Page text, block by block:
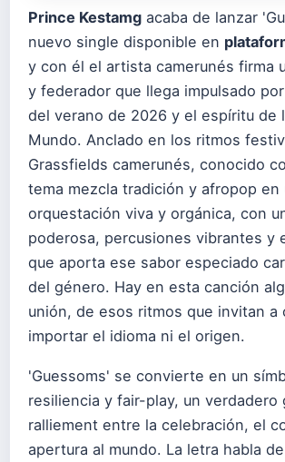
Prince Kestamg acaba de lanzar
nuevo single disponible en
y con él el artista camerunés firma
y federador que llega impulsado
del verano de 2026 y el espíritu de
Mundo. Anclado en los ritmos
Grassfields camerunés, conocido
tema mezcla tradición y afropop en
orquestación viva y orgánica, con
poderosa, percusiones vibrantes y
que aporta ese sabor especiado
del género. Hay en esta canción
unión, de esos ritmos que invitan a
importar el idioma ni el origen.
'Guessoms' se convierte en un
resiliencia y fair-play, un verdadero
ralliement entre la celebración, el
apertura al mundo. La letra habla